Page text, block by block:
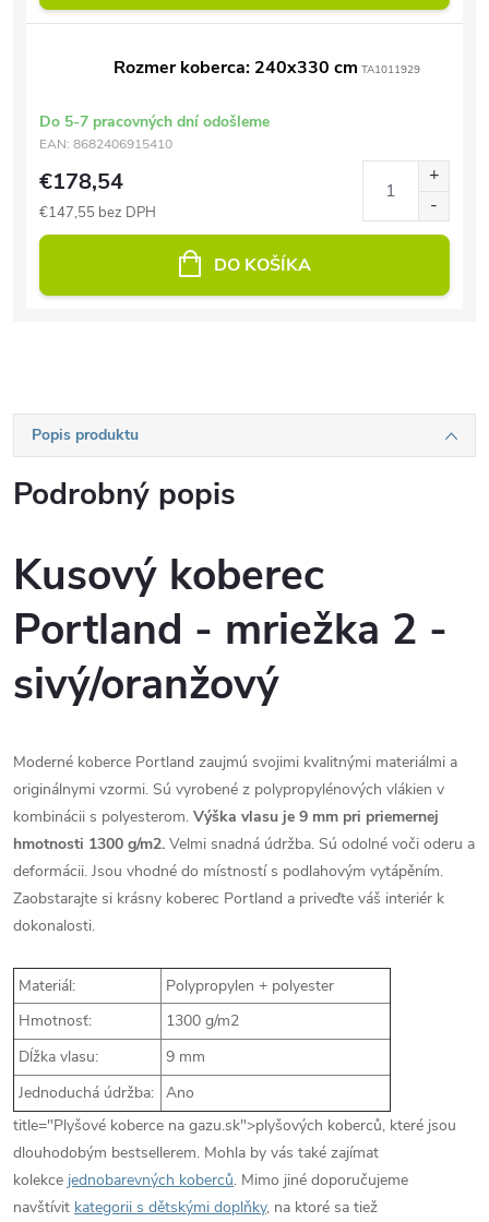
Rozmer koberca: 240x330 cm TA1011929
Do 5-7 pracovných dní odošleme
EAN: 8682406915410
€178,54
€147,55 bez DPH
DO KOŠÍKA
Popis produktu
Podrobný popis
Kusový koberec
Portland - mriežka 2 -
sivý/oranžový
Moderné koberce Portland zaujmú svojimi kvalitnými materiálmi a
originálnymi vzormi. Sú vyrobené z polypropylénových vlákien v
kombinácii s polyesterom. Výška vlasu je 9 mm pri priemernej
hmotnosti 1300 g/m2. Velmi snadná údržba. Sú odolné voči oderu a
deformácii. Jsou vhodné do místností s podlahovým vytápěním.
Zaobstarajte si krásny koberec Portland a priveďte váš interiér k
dokonalosti.
Materiál:
Polypropylen + polyester
Hmotnosť:
1300 g/m2
Dĺžka vlasu:
9 mm
Jednoduchá údržba: Ano
title="Plyšové koberce na gazu.sk">plyšových koberců, které jsou
dlouhodobým bestsellerem. Mohla by vás také zajímat
kolekce jednobarevných koberců. Mimo jiné doporučujeme
navštívit kategorii s dětskými doplňky, na ktoré sa tiež